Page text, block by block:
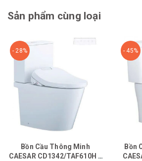
Sản phẩm cùng loại
- 28%
Bồn Cầu Thông Minh
CAESAR CD1342/TAF610H 2
- 45%
Bồn